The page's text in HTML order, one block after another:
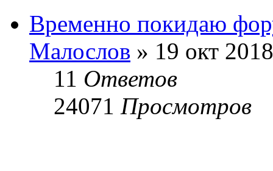
Временно покидаю
Малослов » 19 окт
11 Ответов
24071 Просмотров